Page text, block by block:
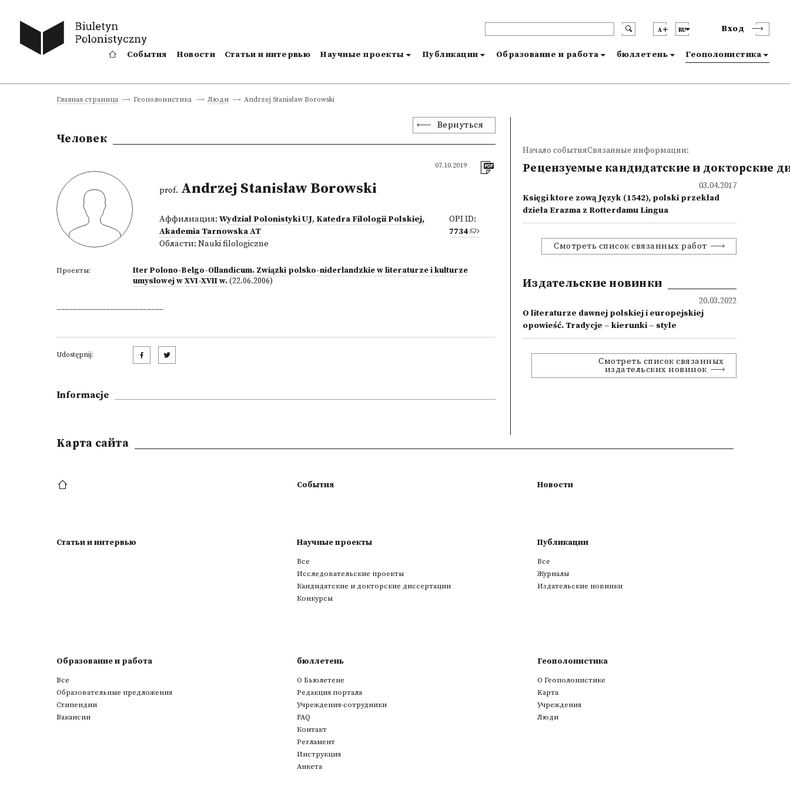
A RU Вход
События Новости Статьи и интервью Научные проекты Публикации Образование и работа бюллетень Геополонистика
Главная страница Геополонистика Люди Andrzej Stanisław Borowski
Вернуться
Человек
07.10.2019
prof. Andrzej Stanisław Borowski
Аффилиация: Wydział Polonistyki UJ, Katedra Filologii Polskiej,
Akademia Tarnowska AT
Области: Nauki filologiczne
OPI ID:
7734
Проекты:
Iter Polono-Belgo-Ollandicum. Związki polsko-niderlandzkie w literaturze i kulturze
umysłowej w XVI-XVII w.(22.06.2006)
__________________________
Udostępnij:
Informacje
Начало событияСвязанные информации:
Рецензуемые кандидатские и докторские
03.04.2017
Księgi ktore zową Język (1542), polski przekład
dzieła Erazma z Rotterdamu Lingua
Смотреть список связанных работ
Издательские новинки
20.03.2022
O literaturze dawnej polskiej i europejskiej
opowieść. Tradycje – kierunki – style
Смотреть список связанных
издательских новинок
Kарта сайта
События Новости
Статьи и интервью Научные проекты
Все
Исследовательские проекты
Кандидатские и докторские диссертации
Конкурсы
Публикации
Все
Журналы
Издательские новинки
Образование и работа
Все
Образовательные предложения
Стипендии
Вакансии
бюллетень
О Бьюлетене
Редакция портала
Учреждения-сотрудники
FAQ
Контакт
Регламент
Инструкция
Анкета
Геополонистика
О Геополонистике
Kарта
Учреждения
Люди